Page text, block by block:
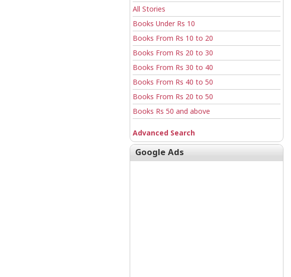
All Stories
Books Under Rs 10
Books From Rs 10 to 20
Books From Rs 20 to 30
Books From Rs 30 to 40
Books From Rs 40 to 50
Books From Rs 20 to 50
Books Rs 50 and above
Advanced Search
Google Ads